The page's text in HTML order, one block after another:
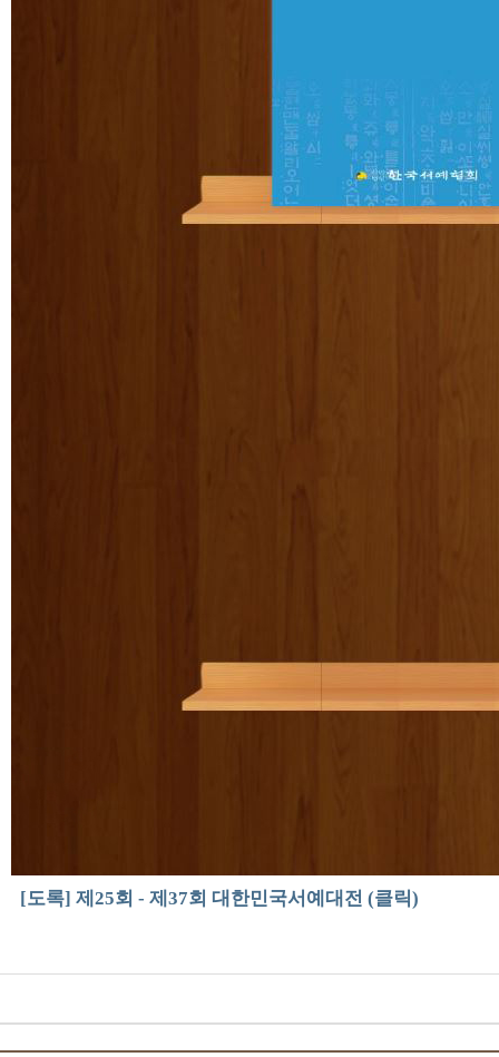
[도록] 제25회 - 제37회 대한민국서예대전 (클릭)